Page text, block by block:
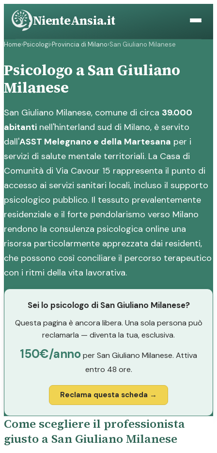
Vai
contenuto
NienteAnsia.it
Home›Psicologi›Provincia di Milano›San Giuliano Milanese
Psicologo a San Giuliano
Milanese
San Giuliano Milanese, comune di circa 39.000
abitanti nell'hinterland sud di Milano, è servito
dall'ASST Melegnano e della Martesana per i
servizi di salute mentale territoriali. La Casa di
Comunità di Via Cavour 15 rappresenta il punto di
accesso ai servizi sanitari locali, incluso il supporto
psicologico pubblico. Il tessuto prevalentemente
residenziale e il forte pendolarismo verso Milano
rendono la consulenza psicologica online una
risorsa particolarmente apprezzata dai residenti,
che possono così conciliare il percorso terapeutico
con i ritmi della vita lavorativa.
Sei lo psicologo di San Giuliano Milanese?
Questa pagina è ancora libera. Una sola persona può
reclamarla — diventa la tua, esclusiva.
150€/annoper San Giuliano Milanese. Attiva
entro 48 ore.
Reclama questa scheda →
Come scegliere il professionista
giusto a San Giuliano Milanese